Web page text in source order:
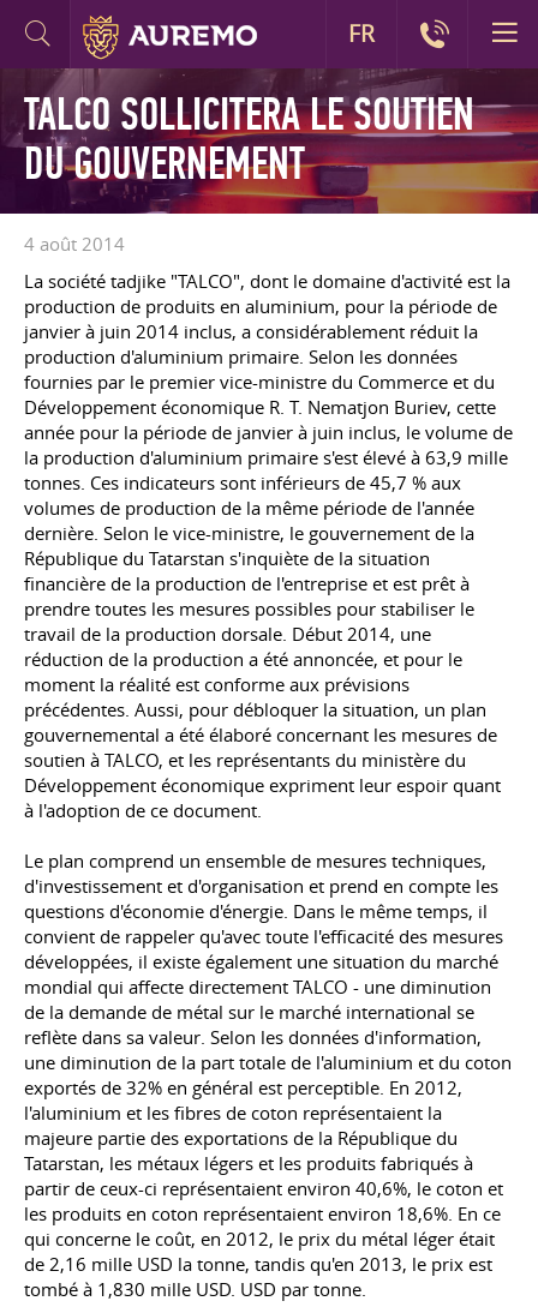
TALCO SOLLICITERA LE SOUTIEN
DU GOUVERNEMENT
4 août 2014
La société tadjike "TALCO", dont le domaine d'activité est la
production de produits en aluminium, pour la période de
janvier à juin 2014 inclus, a considérablement réduit la
production d'aluminium primaire. Selon les données
fournies par le premier vice-ministre du Commerce et du
Développement économique R. T. Nematjon Buriev, cette
année pour la période de janvier à juin inclus, le volume de
la production d'aluminium primaire s'est élevé à 63,9 mille
tonnes. Ces indicateurs sont inférieurs de 45,7 % aux
volumes de production de la même période de l'année
dernière. Selon le vice-ministre, le gouvernement de la
République du Tatarstan s'inquiète de la situation
financière de la production de l'entreprise et est prêt à
prendre toutes les mesures possibles pour stabiliser le
travail de la production dorsale. Début 2014, une
réduction de la production a été annoncée, et pour le
moment la réalité est conforme aux prévisions
précédentes. Aussi, pour débloquer la situation, un plan
gouvernemental a été élaboré concernant les mesures de
soutien à TALCO, et les représentants du ministère du
Développement économique expriment leur espoir quant
à l'adoption de ce document.
Le plan comprend un ensemble de mesures techniques,
d'investissement et d'organisation et prend en compte les
questions d'économie d'énergie. Dans le même temps, il
convient de rappeler qu'avec toute l'efficacité des mesures
développées, il existe également une situation du marché
mondial qui affecte directement TALCO - une diminution
de la demande de métal sur le marché international se
reflète dans sa valeur. Selon les données d'information,
une diminution de la part totale de l'aluminium et du coton
exportés de 32% en général est perceptible. En 2012,
l'aluminium et les fibres de coton représentaient la
majeure partie des exportations de la République du
Tatarstan, les métaux légers et les produits fabriqués à
partir de ceux-ci représentaient environ 40,6%, le coton et
les produits en coton représentaient environ 18,6%. En ce
qui concerne le coût, en 2012, le prix du métal léger était
de 2,16 mille USD la tonne, tandis qu'en 2013, le prix est
tombé à 1,830 mille USD. USD par tonne.
FR